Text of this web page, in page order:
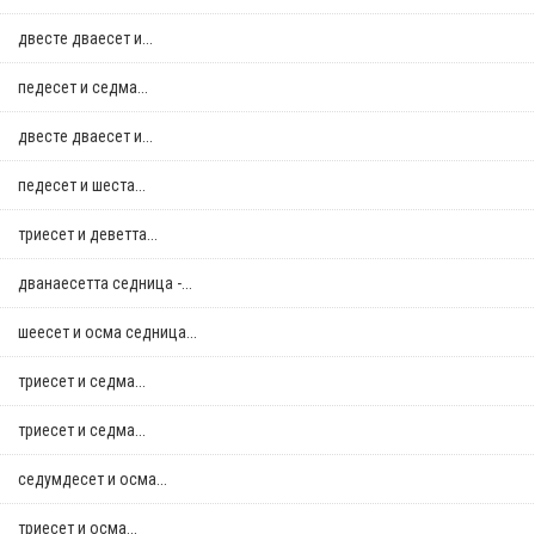
двестe дваесет и...
педесет и седма...
двестe дваесет и...
педесет и шеста...
триесет и деветта...
дванаесетта седница -...
шеесет и осма седница...
триесет и седма...
триесет и седма...
седумдесет и осма...
триесет и осма...